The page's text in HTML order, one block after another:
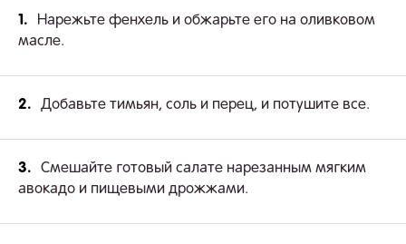
1.
Нарежьте фенхель и обжарьте его на оливковом
масле.
2. Добавьте тимьян, соль и перец, и потушите все.
3.
Смешайте готовый салате нарезанным мягким
авокадо и пищевыми дрожжами.